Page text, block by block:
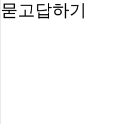
묻고답하기